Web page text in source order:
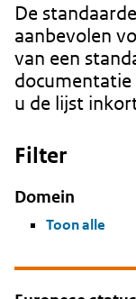
Content
De
aanbevolen
van een
u de lijst
Filter
Domein
Toon alle